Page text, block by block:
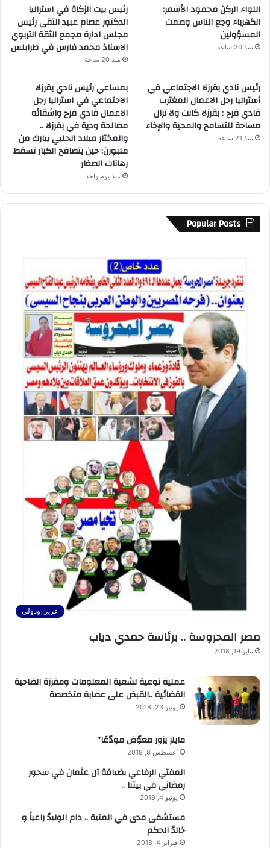
اللواء الركن محمود الأسمر:
الكهرباء وجع الناس وصمت
المسؤولين
منذ 20 ساعة
رئيس بيت الزكاة في استراليا
الدكتور عصام عبيد التقى رئيس
مجلس ادارة مجمع الثقة التربوي
الاسناذ محمد فارس في طرابلس
منذ 20 ساعة
رئيس نادي بقرزلا الاجتماعي في
أستراليا رجل الاعمال المغترب
فادي فرح : بقرزلا كانت ولا تزال
مساحة للتسامح والمحية والإخاء
منذ 21 ساعة
بمساعي رئيس نادي بقرزلا
الاجتماعي في استراليا رجل
الاعمال فادي فرح واشقائه
مصالحة ودية في بقرزلا ..
والمختار ميلاد الحلبي يبارك من
ملبورن: حين يتصافح الكبار تسقط
رهانات الصغار
منذ يوم واحد
Popular Posts
عربي ودولي
مصر المحروسة .. برئاسة حمدي دياب
مايو 19, 2018
عملية نوعية لشعبة المعلومات ومفرزة الضاحية
القضائية ..القبض على عصابة متخصصة
يونيو 23, 2018
مايلز يزور معوّض مودّعًا”
أغسطس 8, 2018
المفتي الرفاعي بضيافة آل عثمان في سحور
رمضاني في بيتنا ..
يونيو 4, 2018
مستشفى مدى في المنية .. دام الوليدُ راعياً و
خالدُ الحكم
فبراير 4, 2018